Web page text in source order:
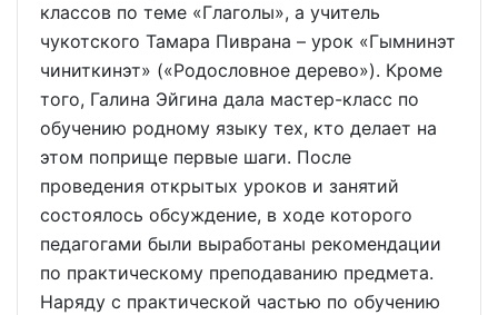
классов по теме «Глаголы», а учитель
чукотского Тамара Пиврана – урок «Гымнинэт
чиниткинэт» («Родословное дерево»). Кроме
того, Галина Эйгина дала мастер-класс по
обучению родному языку тех, кто делает на
этом поприще первые шаги. После
проведения открытых уроков и занятий
состоялось обсуждение, в ходе которого
педагогами были выработаны рекомендации
по практическому преподаванию предмета.
Наряду с практической частью по обучению